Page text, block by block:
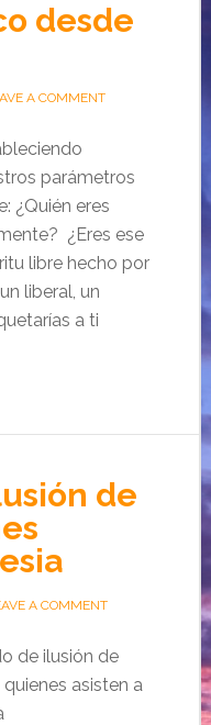
desde
A COMMENT
parámetros
¿Quién eres
¿Eres ese
libre hecho por
liberal, un
a ti
de
A COMMENT
de ilusión de
asisten a